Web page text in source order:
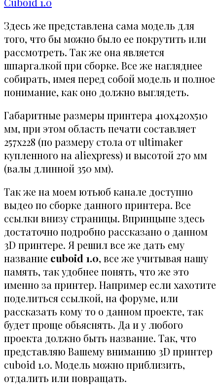
Здесь же представлена сама модель для
того, что бы можно было ее покрутить или
рассмотреть. Так же она является
шпаргалкой при сборке. Все же нагляднее
собирать, имея перед собой модель и полное
понимание, как оно должно выглядеть.
Габаритные размеры принтера 410х420х510
мм, при этом область печати составляет
257х228 (по размеру стола от ultimaker
купленного на aliexpress) и высотой 270 мм
(валы длинной 350 мм).
Так же на моем ютьюб канале доступно
выдео по сборке данного принтера. Все
ссылки внизу страницы. Впринцыпе здесь
достаточно подробно рассказано о данном
3D принтере. Я решил все же дать ему
название cuboid 1.0, все же учитывая нашу
память, так удобнее понять, что же это
именно за принтер. Например если хахотите
поделиться ссылкой, на форуме, или
рассказать кому то о данном проекте, так
будет проще обьяснять. Да и у любого
проекта должно быть название. Так, что
представляю Вашему вниманию 3D принтер
cuboid 1.0. Модель можно приблизить,
отдалить или повращать.